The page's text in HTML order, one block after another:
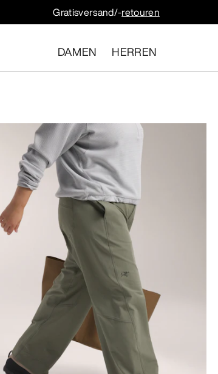
Gratisversand/-retouren
DAMEN HERREN